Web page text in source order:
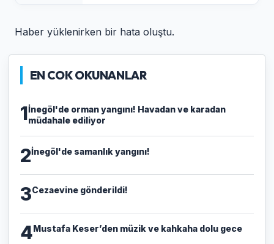
Haber yüklenirken bir hata oluştu.
EN COK OKUNANLAR
1İnegöl'de orman yangını! Havadan ve karadan
müdahale ediliyor
2İnegöl'de samanlık yangını!
3Cezaevine gönderildi!
4Mustafa Keser’den müzik ve kahkaha dolu gece